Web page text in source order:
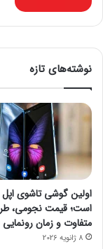
نوشته‌های تازه
اولین گوشی تاشوی اپل
است؛ قیمت نجومی،
متفاوت و زمان رونمایی
8 ژانویه 2026